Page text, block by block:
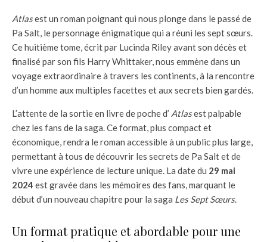
Atlasest un roman poignant qui nous plonge dans le passé de
Pa Salt, le personnage énigmatique qui a réuni les sept sœurs.
Ce huitième tome, écrit par Lucinda Riley avant son décès et
finalisé par son fils Harry Whittaker, nous emmène dans un
voyage extraordinaire à travers les continents, à la rencontre
d’un homme aux multiples facettes et aux secrets bien gardés.
L’attente de la sortie en livre de poche d’ Atlasest palpable
chez les fans de la saga. Ce format, plus compact et
économique, rendra le roman accessible à un public plus large,
permettant à tous de découvrir les secrets de Pa Salt et de
vivre une expérience de lecture unique. La date du 29 mai
2024 est gravée dans les mémoires des fans, marquant le
début d’un nouveau chapitre pour la saga Les Sept Sœurs.
Un format pratique et abordable pour une